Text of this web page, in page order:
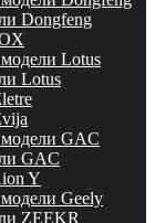
Dongfeng
Lotus
Lotus
GAC
GAC
Y
Geely
ZEEKR